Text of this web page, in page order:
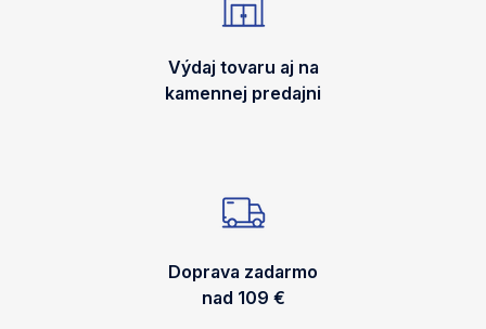
Výdaj tovaru aj na
kamennej predajni
Doprava zadarmo
nad 109 €